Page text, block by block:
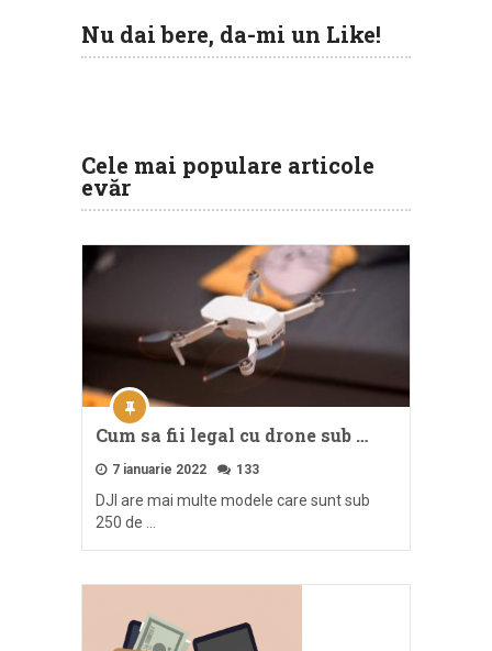
Nu dai bere, da-mi un Like!
Cele mai populare articole
evăr
Cum sa fii legal cu drone sub …
7 ianuarie 2022 133
DJI are mai multe modele care sunt sub
250 de …